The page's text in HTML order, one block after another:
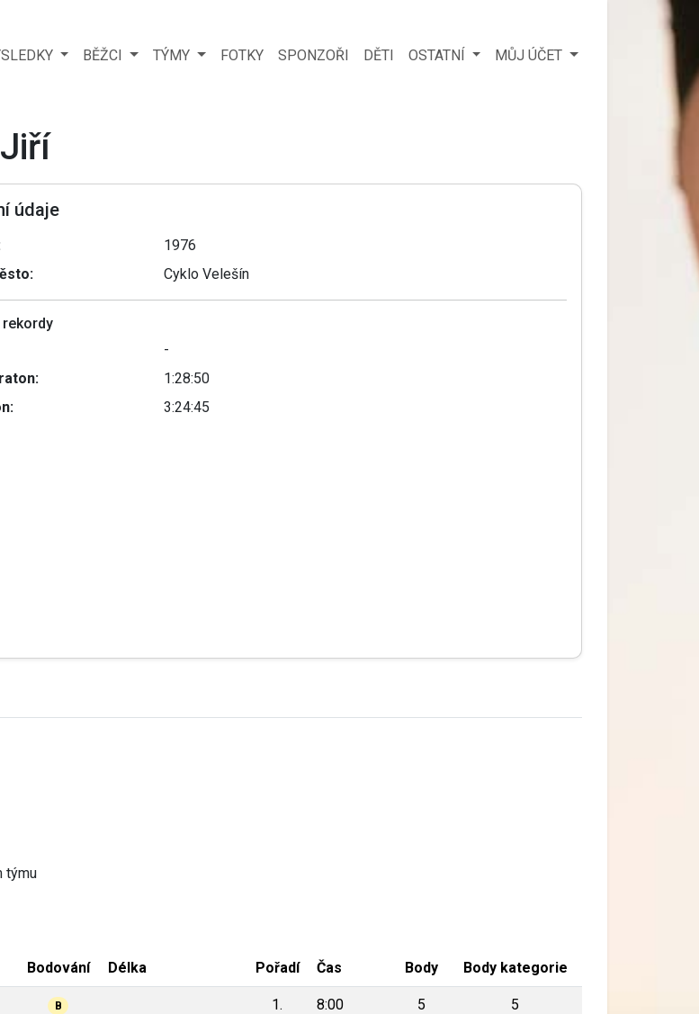
BĚŽCI TÝMY FOTKY SPONZOŘI DĚTI OSTATNÍ MŮJ ÚČET
údaje
1976
Cyklo Velešín
rekordy
-
1:28:50
3:24:45
týmu
Bodování Délka Pořadí Čas Body Body kategorie
B 1. 8:00 5 5